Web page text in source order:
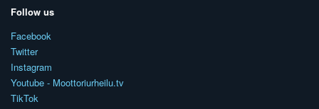
Follow us
Facebook
Twitter
Instagram
Youtube - Moottoriurheilu.tv
TikTok